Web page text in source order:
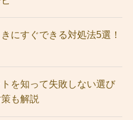
にすぐできる対処法5選！
を知って失敗しない選び
も解説